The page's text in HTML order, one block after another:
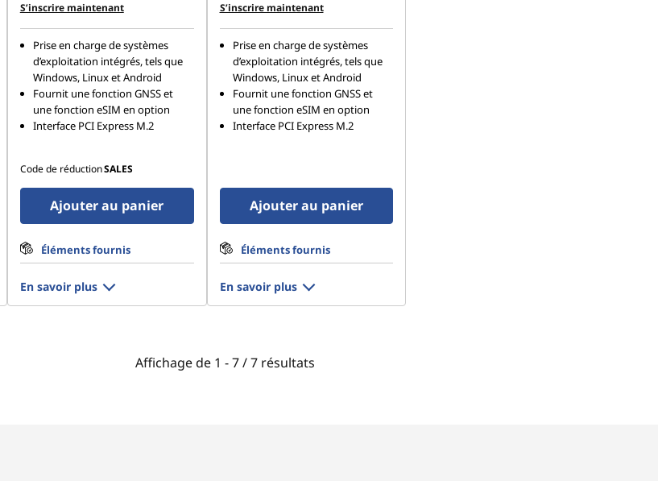
S’inscrire maintenant
Prise en charge de systèmes
d’exploitation intégrés, tels que
Windows, Linux et Android
Fournit une fonction GNSS et
une fonction eSIM en option
Interface PCI Express M.2
Code de réductionSALES
Ajouter au panier
Éléments fournis
En savoir plus
S’inscrire maintenant
Prise en charge de systèmes
d’exploitation intégrés, tels que
Windows, Linux et Android
Fournit une fonction GNSS et
une fonction eSIM en option
Interface PCI Express M.2
Ajouter au panier
Éléments fournis
En savoir plus
Affichage de1 -7 / 7 résultats